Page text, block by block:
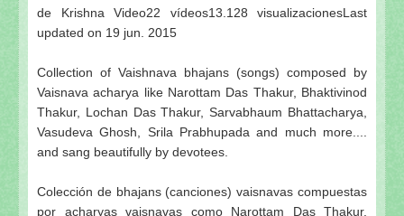
de Krishna Video22 vídeos13.128 visualizacionesLast
updated on 19 jun. 2015
Collection of Vaishnava bhajans (songs) composed by
Vaisnava acharya like Narottam Das Thakur, Bhaktivinod
Thakur, Lochan Das Thakur, Sarvabhaum Bhattacharya,
Vasudeva Ghosh, Srila Prabhupada and much more....
and sang beautifully by devotees.
Colección de bhajans (canciones) vaisnavas compuestas
por acharyas vaisnavas como Narottam Das Thakur,